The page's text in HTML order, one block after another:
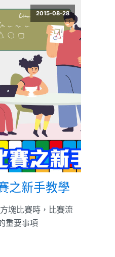
2015-08-28
之新手教學
塊比賽時，比賽流
重要事項